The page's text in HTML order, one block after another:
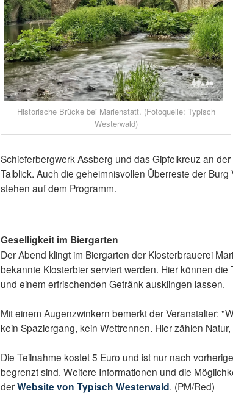
Historische Brücke bei Marienstatt. (Fotoquelle: Typisch
Westerwald)
Schieferbergwerk Assberg und das Gipfelkreuz an
Talblick. Auch die geheimnisvollen Überreste der
stehen auf dem Programm.
Geselligkeit im Biergarten
Der Abend klingt im Biergarten der Klosterbrauerei
bekannte Klosterbier serviert werden. Hier können
und einem erfrischenden Getränk ausklingen lassen.
Mit einem Augenzwinkern bemerkt der Veranstalter:
kein Spaziergang, kein Wettrennen. Hier zählen
Die Teilnahme kostet 5 Euro und ist nur nach
begrenzt sind. Weitere Informationen und die
derWebsite von Typisch Westerwald. (PM/Red)